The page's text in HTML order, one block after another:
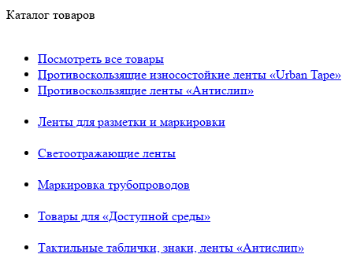
Каталог товаров
Посмотреть все товары
Противоскользящие износостойкие ленты «Urban Tape»
Противоскользящие ленты «Антислип»
Ленты для разметки и маркировки
Светоотражающие ленты
Маркировка трубопроводов
Товары для «Доступной среды»
Тактильные таблички, знаки, ленты «Антислип»